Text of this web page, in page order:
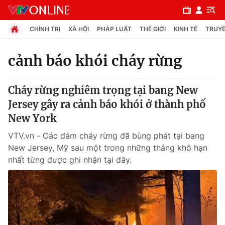
Chuyên mục
Chính trị
Pháp luật
Y tế
Thế giới
CHÍNH TRỊ XÃ HỘI PHÁP LUẬT THẾ GIỚI KINH TẾ
cảnh báo khói cháy rừng
Cháy rừng nghiêm trọng tại bang New
Jersey gây ra cảnh báo khói ở thành phố
New York
VTV.vn - Các đám cháy rừng đã bùng phát tại bang
New Jersey, Mỹ sau một trong những tháng khô hạn
nhất từng được ghi nhận tại đây.